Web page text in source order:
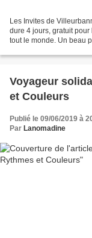
Les Invites de
dure 4 jours, gratuit
tout le monde. Un beau
Voyageur
et Couleurs
Publié le 09/06/2019 à
Par Lanomadine